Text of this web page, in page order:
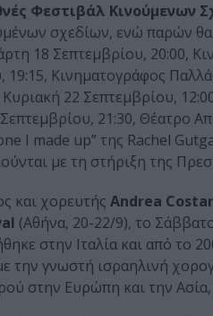
Φεστιβάλ Κινούμενων
σχεδίων, ενώ παρών θα
18 Σεπτεμβρίου, 20:00,
19:15, Κινηματογράφος
22 Σεπτεμβρίου,
21:30, Θέατρο
I made up” της Rachel
με τη στήριξη της
και χορευτής Andrea
(Αθήνα, 20-22/9), το
στην Ιταλία και από το
την γνωστή ισραηλινή
στην Ευρώπη και την